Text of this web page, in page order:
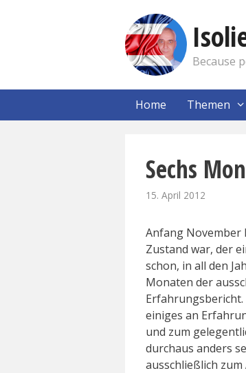
Because
Home Themen
Sechs
15. April 2012
Anfang November
Zustand war, der
schon, in all den
Monaten der
Erfahrungsbericht.
einiges an
und zum
durchaus anders
ausschließlich zum